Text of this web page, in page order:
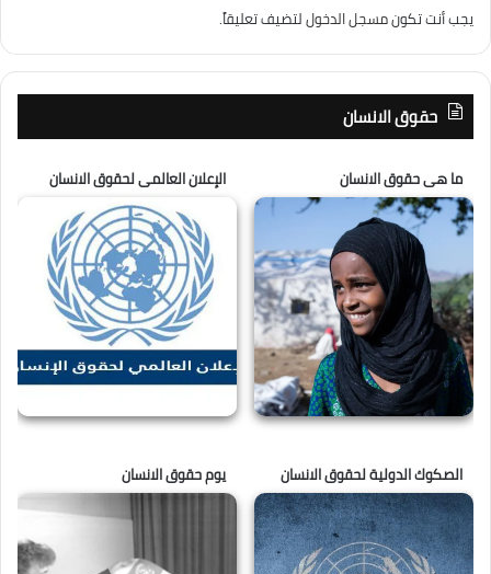
يجب أنت تكونمسجل الدخوللتضيف تعليقاً.
حقوق الانسان
ما هى حقوق الانسان الإعلان العالمى لحقوق الانسان
الصكوك الدولية لحقوق الانسان يوم حقوق الانسان